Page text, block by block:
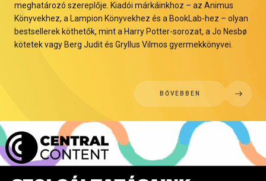
meghatározó szereplője. Kiadói márkáinkhoz – az Animus
Könyvekhez, a Lampion Könyvekhez és a BookLab-hez – olyan
bestsellerek köthetők, mint a Harry Potter-sorozat, a Jo Nesbø
kötetek vagy Berg Judit és Gryllus Vilmos gyermekkönyvei.
BŐVEBBEN